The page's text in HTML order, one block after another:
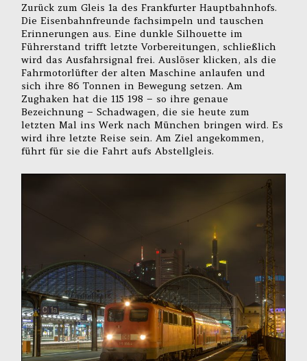
Zurück zum Gleis 1a des Frankfurter Hauptbahnhofs.
Die Eisenbahnfreunde fachsimpeln und tauschen
Erinnerungen aus. Eine dunkle Silhouette im
Führerstand trifft letzte Vorbereitungen, schließlich
wird das Ausfahrsignal frei. Auslöser klicken, als die
Fahrmotorlüfter der alten Maschine anlaufen und
sich ihre 86 Tonnen in Bewegung setzen. Am
Zughaken hat die 115 198 – so ihre genaue
Bezeichnung – Schadwagen, die sie heute zum
letzten Mal ins Werk nach München bringen wird. Es
wird ihre letzte Reise sein. Am Ziel angekommen,
führt für sie die Fahrt aufs Abstellgleis.